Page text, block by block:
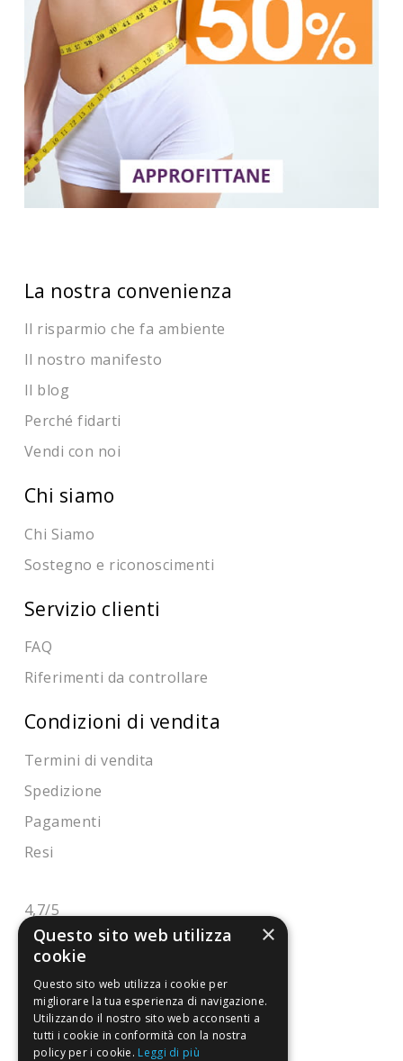
La nostra convenienza
Il risparmio che fa ambiente
Il nostro manifesto
Il blog
Perché fidarti
Vendi con noi
Chi siamo
Chi Siamo
Sostegno e riconoscimenti
Servizio clienti
FAQ
Riferimenti da controllare
Condizioni di vendita
Termini di vendita
Spedizione
Pagamenti
Resi
4,7/5
Eccellente
3.821
Recensioni
×
Questo sito web utilizza
cookie
Questo sito web utilizza i cookie per
migliorare la tua esperienza di navigazione.
Utilizzando il nostro sito web acconsenti a
tutti i cookie in conformità con la nostra
policy per i cookie. Leggi di più